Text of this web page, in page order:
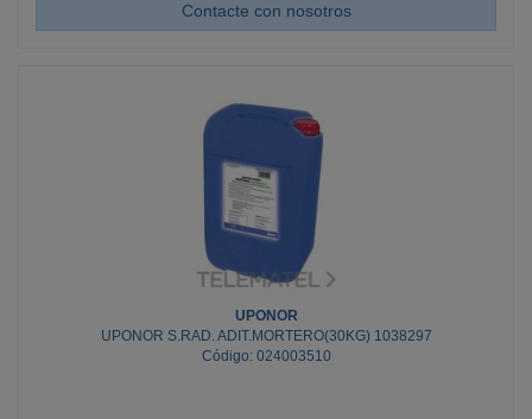
Contacte con nosotros
UPONOR
UPONOR S.RAD. ADIT.MORTERO(30KG) 1038297
Código: 024003510